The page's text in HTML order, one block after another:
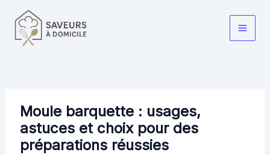
contenu
Main
Moule barquette : usages,
astuces et choix pour des
préparations réussies